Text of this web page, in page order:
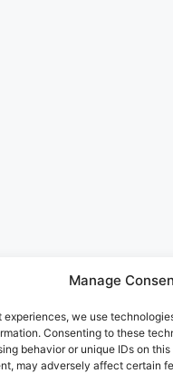
Manage
experiences, we use
Consenting to these
behavior or unique IDs on
may adversely affect certain